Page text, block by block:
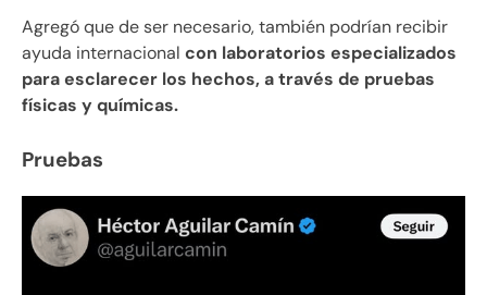
Agregó que de ser necesario, también podrían recibir
ayuda internacional con laboratorios especializados
para esclarecer los hechos, a través de pruebas
físicas y químicas.
Pruebas